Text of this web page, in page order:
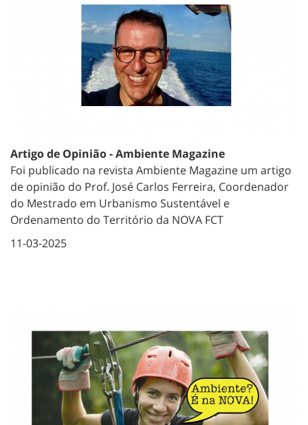
Artigo de Opinião - Ambiente Magazine
Foi publicado na revista Ambiente Magazine um artigo
de opinião do Prof. José Carlos Ferreira, Coordenador
do Mestrado em Urbanismo Sustentável e
Ordenamento do Território da NOVA FCT
11-03-2025